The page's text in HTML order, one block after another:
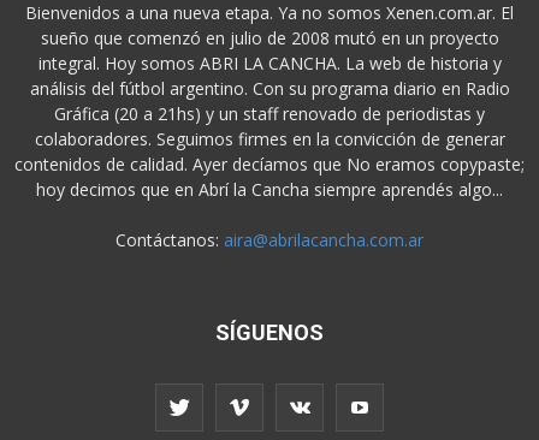
Bienvenidos a una nueva etapa. Ya no somos Xenen.com.ar. El
sueño que comenzó en julio de 2008 mutó en un proyecto
integral. Hoy somos ABRI LA CANCHA. La web de historia y
análisis del fútbol argentino. Con su programa diario en Radio
Gráfica (20 a 21hs) y un staff renovado de periodistas y
colaboradores. Seguimos firmes en la convicción de generar
contenidos de calidad. Ayer decíamos que No eramos copypaste;
hoy decimos que en Abrí la Cancha siempre aprendés algo...
Contáctanos: aira@abrilacancha.com.ar
SÍGUENOS